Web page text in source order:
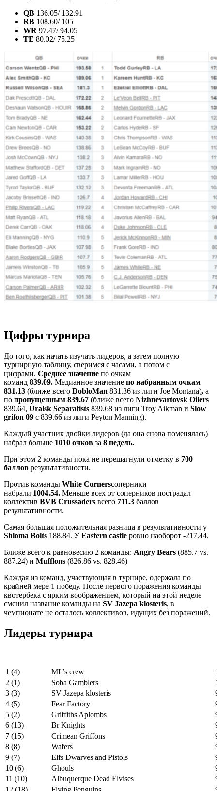
QB 136.05/ 132.91
RB 108.60/ 105
WR 97.47/ 94.05
TE 80.02/ 75.25
Цифры турнира
До того, как начать изучать лидеров, а затем полную
турнирную таблицу, сверимся с часами, а потом с
цифрами. Среднее значение по очкам
команд 839.09. Медианное значение по набранным очкам
831.13 (ближе всего DobloMan 831.36 из лиги Joe Montana), а
по пропущенным 839.67 (ближе всего Nizhnevartovsk Oilers
839.64, Uralsk Separatists 839.68 из лиги Troy Aikman и Slow
grifon 09 с 839.66 из лиги Peyton Manning).
Каждый участник двойки лидеров (да она снова поменялась)
набрал больше 1010 очков за 8 недель.
При этом 2 команды пока не перешагнули отметку в 700
баллов результативности.
Против команды White Cornersсоперники
набрали 1004.54. Меньше всех от соперников пострадал
коллектив BVB Crussaders всего 711.3 баллов
результативности.
Самая большая положительная разница в результативности у
Shloma Bolts 188.84. УEastern castle ровно наоборот -217.44.
Ближе всего к равновесию 2 команды: Angry Bears (885.7 vs.
887.24) и Mufflons (826.86 vs. 828.46)
Каждая из команд, участвующая в турнире, одержала по
крайней мере 1 победу. После первого поражения команды
квотербека с ярким воображением, который на этой неделе
сменил название команды на SV Jazepa klosteris, в
чемпионате не осталось коллективов, идущих без поражений.
Лидеры турнира
1 (4) ML’s crew
2 (1)
Soba Gamblers
3 (3)
SV Jazepa klosteris
4 (5)
Fear Factory
5 (2)
Griffiths Aplombs
6 (13)
Br Knights
7 (15)
Crimean Griffons
8 (8)
Wafers
9 (7)
Elfs Dwarves and Pistols
10 (6)
Ghouls
11 (10)
Albuquerque Dead Elvises